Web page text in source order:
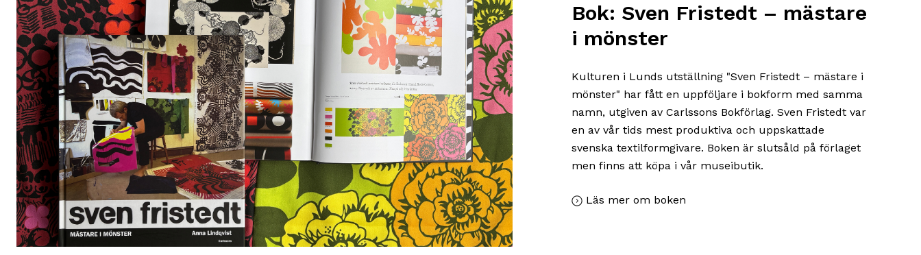
Bok: Sven Fristedt – mästare
i mönster
Kulturen i Lunds utställning "Sven Fristedt – mästare i
mönster" har fått en uppföljare i bokform med samma
namn, utgiven av Carlssons Bokförlag. Sven Fristedt var
en av vår tids mest produktiva och uppskattade
svenska textilformgivare. Boken är slutsåld på förlaget
men finns att köpa i vår museibutik.
Läs mer om boken